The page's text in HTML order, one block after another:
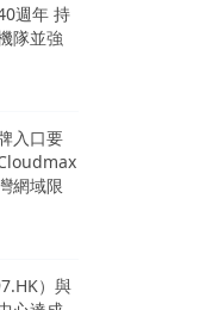
週年 持
隊並強
入口要
網域限
）與